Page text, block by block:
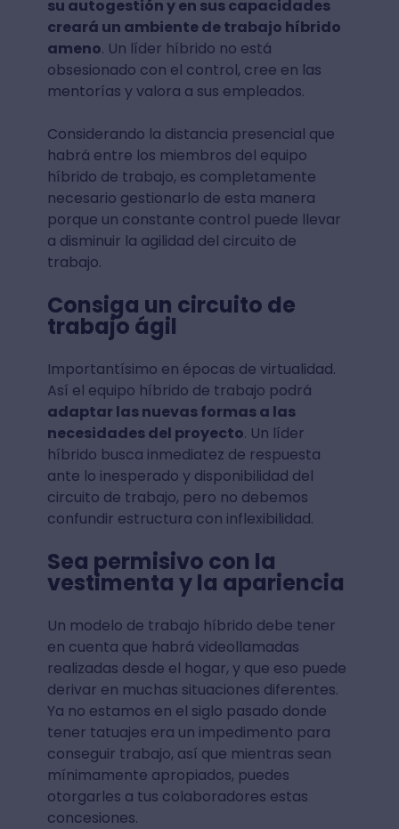
su autogestión y en sus capacidades
creará un ambiente de trabajo híbrido
ameno. Un líder híbrido no está
obsesionado con el control, cree en las
mentorías y valora a sus empleados.
Considerando la distancia presencial que
habrá entre los miembros del equipo
híbrido de trabajo, es completamente
necesario gestionarlo de esta manera
porque un constante control puede llevar
a disminuir la agilidad del circuito de
trabajo.
Consiga un circuito de
trabajo ágil
Importantísimo en épocas de virtualidad.
Así el equipo híbrido de trabajo podrá
adaptar las nuevas formas a las
necesidades del proyecto. Un líder
híbrido busca inmediatez de respuesta
ante lo inesperado y disponibilidad del
circuito de trabajo, pero no debemos
confundir estructura con inflexibilidad.
Sea permisivo con la
vestimenta y la apariencia
Un modelo de trabajo híbrido debe tener
en cuenta que habrá videollamadas
realizadas desde el hogar, y que eso puede
derivar en muchas situaciones diferentes.
Ya no estamos en el siglo pasado donde
tener tatuajes era un impedimento para
conseguir trabajo, así que mientras sean
mínimamente apropiados, puedes
otorgarles a tus colaboradores estas
concesiones.